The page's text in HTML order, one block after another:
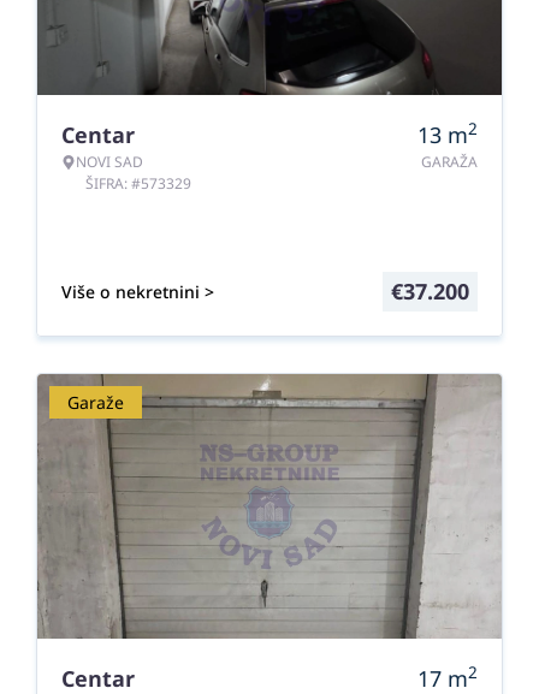
Centar
NOVI SAD
ŠIFRA: #573329
13 m2
GARAŽA
Više o nekretnini > €37.200
Garaže
Centar 17 m2